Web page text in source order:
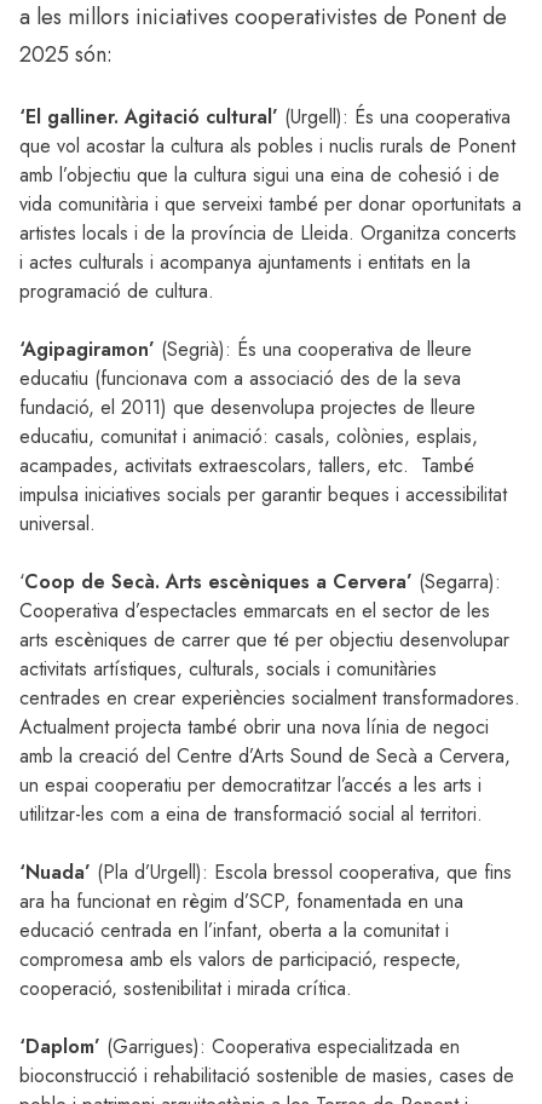
a les millors iniciatives cooperativistes de Ponent de
2025 són:
‘El galliner. Agitació cultural’ (Urgell): És una cooperativa
que vol acostar la cultura als pobles i nuclis rurals de Ponent
amb l’objectiu que la cultura sigui una eina de cohesió i de
vida comunitària i que serveixi també per donar oportunitats a
artistes locals i de la província de Lleida. Organitza concerts
i actes culturals i acompanya ajuntaments i entitats en la
programació de cultura.
‘Agipagiramon’ (Segrià): És una cooperativa de lleure
educatiu (funcionava com a associació des de la seva
fundació, el 2011) que desenvolupa projectes de lleure
educatiu, comunitat i animació: casals, colònies, esplais,
acampades, activitats extraescolars, tallers, etc. També
impulsa iniciatives socials per garantir beques i accessibilitat
universal.
‘Coop de Secà. Arts escèniques a Cervera’ (Segarra):
Cooperativa d’espectacles emmarcats en el sector de les
arts escèniques de carrer que té per objectiu desenvolupar
activitats artístiques, culturals, socials i comunitàries
centrades en crear experiències socialment transformadores.
Actualment projecta també obrir una nova línia de negoci
amb la creació del Centre d’Arts Sound de Secà a Cervera,
un espai cooperatiu per democratitzar l’accés a les arts i
utilitzar-les com a eina de transformació social al territori.
‘Nuada’ (Pla d’Urgell): Escola bressol cooperativa, que fins
ara ha funcionat en règim d’SCP, fonamentada en una
educació centrada en l’infant, oberta a la comunitat i
compromesa amb els valors de participació, respecte,
cooperació, sostenibilitat i mirada crítica.
‘Daplom’ (Garrigues): Cooperativa especialitzada en
bioconstrucció i rehabilitació sostenible de masies, cases de